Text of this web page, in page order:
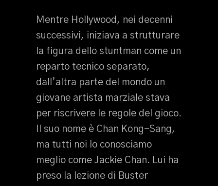
Mentre Hollywood, nei decenni
successivi, iniziava a strutturare
la figura dello stuntman come un
reparto tecnico separato,
dall’altra parte del mondo un
giovane artista marziale stava
per riscrivere le regole del gioco.
Il suo nome è Chan Kong-Sang,
ma tutti noi lo conosciamo
meglio come Jackie Chan. Lui ha
preso la lezione di Buster